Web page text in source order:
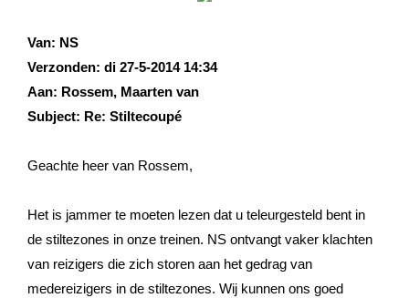
Van: NS
Verzonden: di 27-5-2014 14:34
Aan: Rossem, Maarten van
Subject: Re: Stiltecoupé
Geachte heer van Rossem,
Het is jammer te moeten lezen dat u teleurgesteld bent in
de stiltezones in onze treinen. NS ontvangt vaker klachten
van reizigers die zich storen aan het gedrag van
medereizigers in de stiltezones. Wij kunnen ons goed